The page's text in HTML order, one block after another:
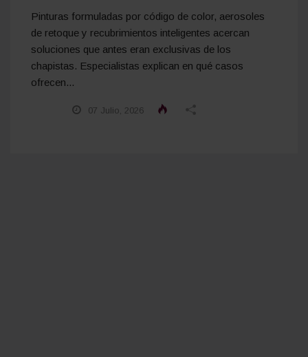
Pinturas formuladas por código de color, aerosoles
de retoque y recubrimientos inteligentes acercan
soluciones que antes eran exclusivas de los
chapistas. Especialistas explican en qué casos
ofrecen...
07 Julio, 2026